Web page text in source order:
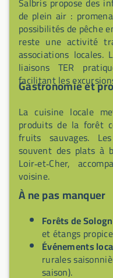
de plein air :
possibilités de pêche
reste une activité
associations
liaisons TER
facilitant les
Gastronomie et
La cuisine locale
produits de la forêt
fruits sauvages.
souvent des plats à
Loir‑et‑Cher,
voisine.
À ne pas manquer
Forêts de
et étangs
Événements
rurales
saison).